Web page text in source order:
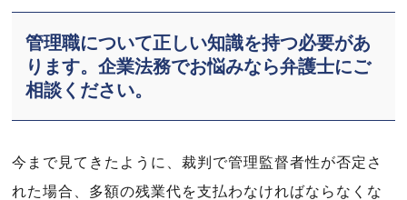
管理職について正しい知識を持つ必要があ
ります。企業法務でお悩みなら弁護士にご
相談ください。
今まで見てきたように、裁判で管理監督者性が否定さ
れた場合、多額の残業代を支払わなければならなくな